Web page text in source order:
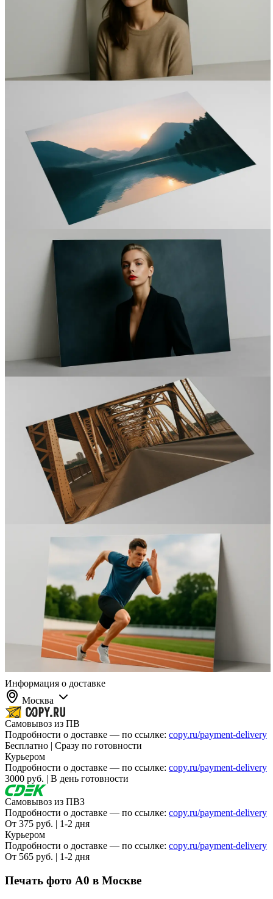
Написать директору
Арендодателям
Франшиза
Контакты
Информация о доставке
Москва
Самовывоз из ПВ
Подробности о доставке — по ссылке: copy.ru/payment-delivery
Бесплатно | Сразу по готовности
Курьером
Подробности о доставке — по ссылке: copy.ru/payment-delivery
3000 руб. | В день готовности
Самовывоз из ПВЗ
Подробности о доставке — по ссылке: copy.ru/payment-delivery
От 375 руб. | 1-2 дня
Курьером
Подробности о доставке — по ссылке: copy.ru/payment-delivery
От 565 руб. | 1-2 дня
Печать фото А0 в Москве